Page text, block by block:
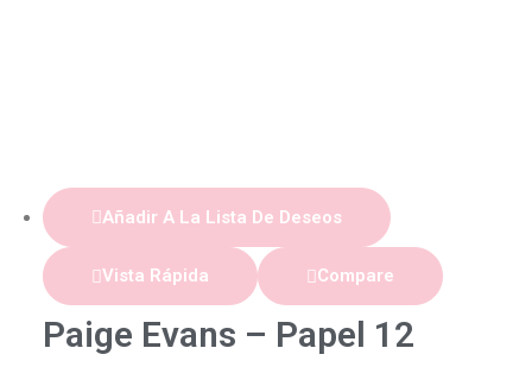
Añadir A La Lista De Deseos
Vista Rápida Compare
Paige Evans – Papel 12